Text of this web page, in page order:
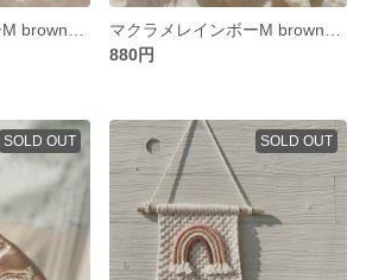
880円
SOLD OUT SOLD OUT